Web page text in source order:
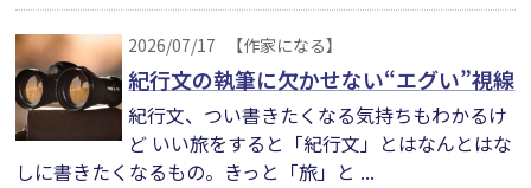
2026/07/17 【作家になる】
紀行文の執筆に欠かせない“エグい”視線
紀行文、つい書きたくなる気持ちもわかるけ
ど いい旅をすると「紀行文」とはなんとはな
しに書きたくなるもの。きっと「旅」と ...